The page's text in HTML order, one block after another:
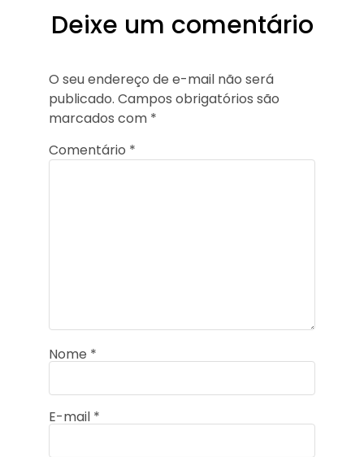
Deixe um comentário
O seu endereço de e-mail não será
publicado. Campos obrigatórios são
marcados com *
Comentário *
Nome *
E-mail *